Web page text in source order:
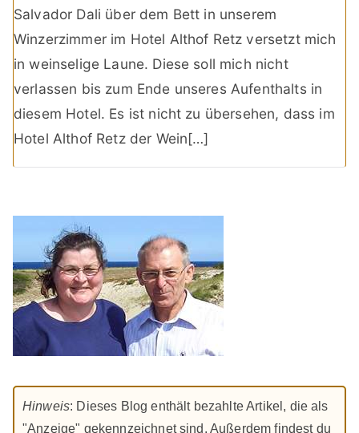
Salvador Dali über dem Bett in unserem
Winzerzimmer im Hotel Althof Retz versetzt mich
in weinselige Laune. Diese soll mich nicht
verlassen bis zum Ende unseres Aufenthalts in
diesem Hotel. Es ist nicht zu übersehen, dass im
Hotel Althof Retz der Wein[…]
Hinweis: Dieses Blog enthält bezahlte Artikel, die als
"Anzeige" gekennzeichnet sind. Außerdem findest du